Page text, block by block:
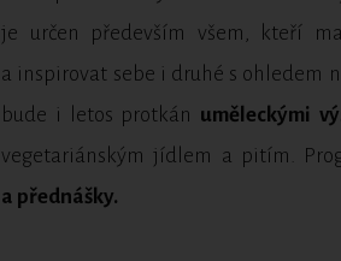
je určen především všem, kteří
a inspirovat sebe i druhé s ohledem
bude i letos protkán uměleckými
vegetariánským jídlem a pitím.
a přednášky.